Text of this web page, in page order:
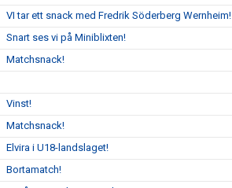
VI tar ett snack med Fredrik Söderberg Wernheim!
Snart ses vi på Miniblixten!
Matchsnack!
Vinst!
Matchsnack!
Elvira i U18-landslaget!
Bortamatch!